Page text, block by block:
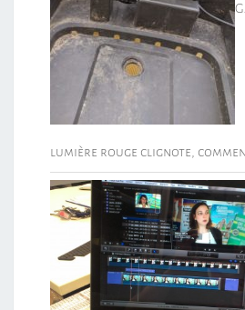
lumière rouge clignote,